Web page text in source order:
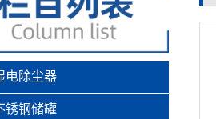
电除尘器
锈钢储罐